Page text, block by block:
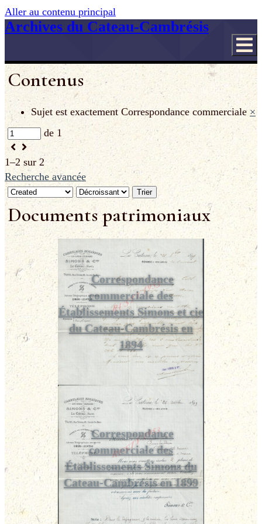
Aller au contenu principal
Archives du Cateau-Cambrésis
Contenus
Sujet est exactement Correspondance commerciale ×
de 1
1–2 sur 2
Recherche avancée
Trier
Documents patrimoniaux
Correspondance
commerciale des
Établissements Simons et cie
du Cateau-Cambrésis en
1894
Correspondance
commerciale des
Établissements Simons du
Cateau-Cambrésis en 1899